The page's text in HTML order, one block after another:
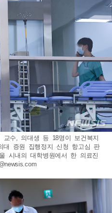
수, 의대생 등 18명이 보건복지
대 증원 집행정지 신청 항고심 판
시내의 대학병원에서 한 의료진